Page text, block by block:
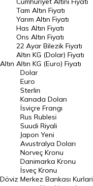
DÖVİZ
Döviz Kuru
Dolar Kuru
Euro Kuru
Pound Kuru
Frank Kuru
Riyal Kuru
Avustralya Doları
Danimarka Kronu Kuru
Kanada Doları Kuru
Norveç Kronu Kuru
Altın
Tam Altın Fiyatı
Yarım Altın Fiyatı
Has Altın Fiyatı
Ons Altın Fiyatı
22 Ayar Bilezik Fiyatı
Altın KG (Dolar) Fiyatı
Altın KG (Euro) Fiyatı
Döviz
Dolar
Euro
Sterlin
Kanada Doları
İsviçre Frangı
Rus Rublesi
Suudi Riyali
Japon Yeni
Avustralya Doları
Norveç Kronu
Danimarka Kronu
İsveç Kronu
Merkez Bankası Kurlari